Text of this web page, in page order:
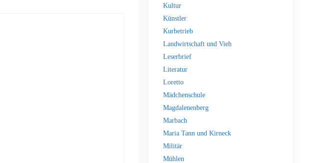
Kultur
Künstler
Kurbetrieb
Landwirtschaft und Vieh
Leserbrief
Literatur
Loretto
Mädchenschule
Magdalenenberg
Marbach
Maria Tann und Kirneck
Militär
Mühlen